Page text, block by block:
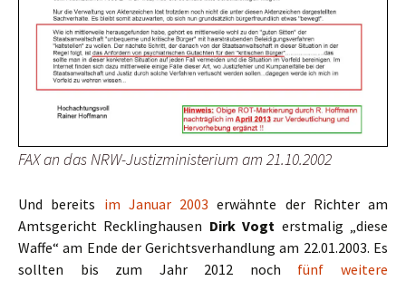
FAX an das NRW-Justizministerium am 21.10.2002
Und bereits im Januar 2003 erwähnte der Richter am
Amtsgericht Recklinghausen Dirk Vogt erstmalig „diese
Waffe“ am Ende der Gerichtsverhandlung am 22.01.2003. Es
sollten bis zum Jahr 2012 noch fünf weitere